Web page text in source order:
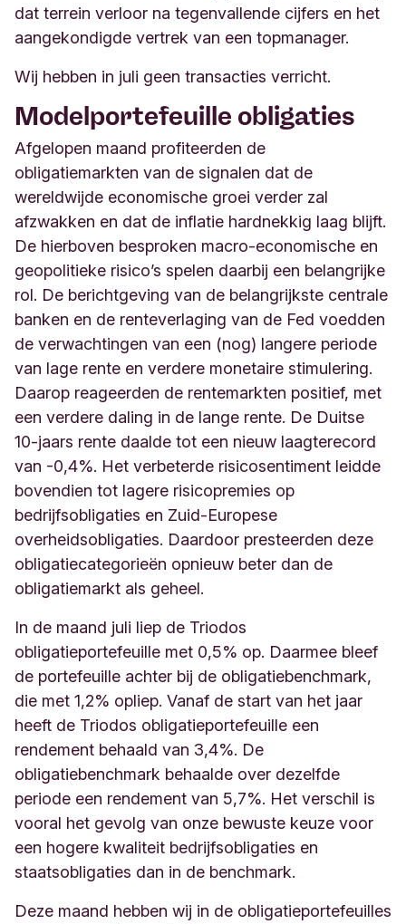
dat terrein verloor na tegenvallende cijfers en het
aangekondigde vertrek van een topmanager.
Wij hebben in juli geen transacties verricht.
Modelportefeuille obligaties
Afgelopen maand profiteerden de
obligatiemarkten van de signalen dat de
wereldwijde economische groei verder zal
afzwakken en dat de inflatie hardnekkig laag blijft.
De hierboven besproken macro-economische en
geopolitieke risico’s spelen daarbij een belangrijke
rol. De berichtgeving van de belangrijkste centrale
banken en de renteverlaging van de Fed voedden
de verwachtingen van een (nog) langere periode
van lage rente en verdere monetaire stimulering.
Daarop reageerden de rentemarkten positief, met
een verdere daling in de lange rente. De Duitse
10-jaars rente daalde tot een nieuw laagterecord
van -0,4%. Het verbeterde risicosentiment leidde
bovendien tot lagere risicopremies op
bedrijfsobligaties en Zuid-Europese
overheidsobligaties. Daardoor presteerden deze
obligatiecategorieën opnieuw beter dan de
obligatiemarkt als geheel.
In de maand juli liep de Triodos
obligatieportefeuille met 0,5% op. Daarmee bleef
de portefeuille achter bij de obligatiebenchmark,
die met 1,2% opliep. Vanaf de start van het jaar
heeft de Triodos obligatieportefeuille een
rendement behaald van 3,4%. De
obligatiebenchmark behaalde over dezelfde
periode een rendement van 5,7%. Het verschil is
vooral het gevolg van onze bewuste keuze voor
een hogere kwaliteit bedrijfsobligaties en
staatsobligaties dan in de benchmark.
Deze maand hebben wij in de obligatieportefeuilles